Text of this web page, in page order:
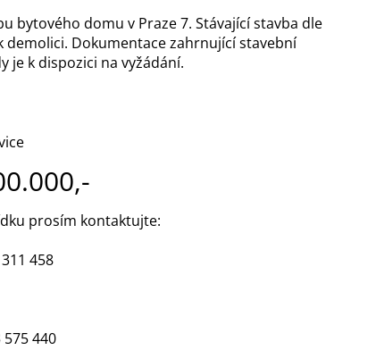
bytového domu v Praze 7. Stávající stavba dle
Dokumentace zahrnující stavební
je k dispozici na vyžádání.
prosím kontaktujte:
458
440